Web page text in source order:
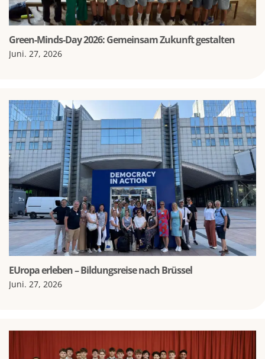
Green-Minds-Day 2026: Gemeinsam Zukunft gestalten
Juni. 27, 2026
EUropa erleben – Bildungsreise nach Brüssel
Juni. 27, 2026